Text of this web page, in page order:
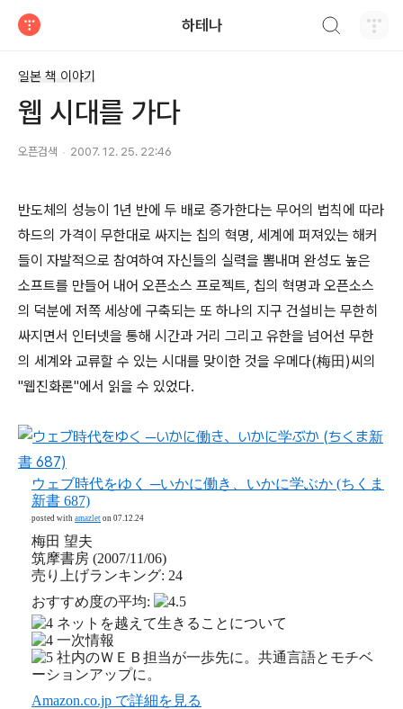
하테나
일본 책 이야기
웹 시대를 가다
오픈검색 2007. 12. 25. 22:46
반도체의 성능이 1년 반에 두 배로 증가한다는 무어의 법칙에 따라
하드의 가격이 무한대로 싸지는 칩의 혁명, 세계에 퍼져있는 해커
들이 자발적으로 참여하여 자신들의 실력을 뽐내며 완성도 높은
소프트를 만들어 내어 오픈소스 프로젝트, 칩의 혁명과 오픈소스
의 덕분에 저쪽 세상에 구축되는 또 하나의 지구 건설비는 무한히
싸지면서 인터넷을 통해 시간과 거리 그리고 유한을 넘어선 무한
의 세계와 교류할 수 있는 시대를 맞이한 것을 우메다(梅田)씨의
"웹진화론"에서 읽을 수 있었다.
ウェブ時代をゆく ─いかに働き、いかに学ぶか (ちくま
新書 687)
posted with amazlet on 07.12.24
梅田 望夫
筑摩書房 (2007/11/06)
売り上げランキング: 24
おすすめ度の平均:
ネットを越えて生きることについて
一次情報
社内のＷＥＢ担当が一歩先に。共通言語とモチベ
ーションアップに。
Amazon.co.jp で詳細を見る